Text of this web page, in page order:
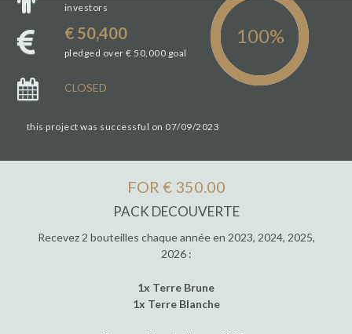
investors
€ 50,400
pledged over € 50,000 goal
CLOSED
this project was successful on 07/09/2023
FOR € 350.00
PACK DECOUVERTE
Recevez 2 bouteilles chaque année en 2023, 2024, 2025,
2026 :
1x Terre Brune
1x Terre Blanche